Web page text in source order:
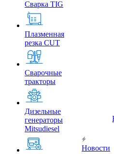
Сварка TIG
Плазменная
резка CUT
Сварочные
тракторы
Дизельные
генераторы
Mitsudiesel
Новости